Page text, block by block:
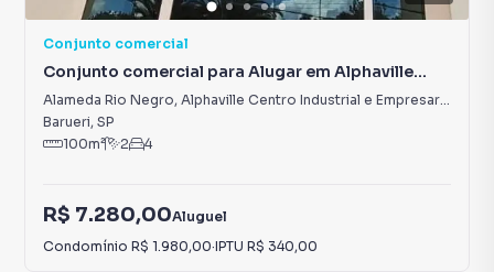
Conjunto comercial
Conjunto comercial para Alugar em Alphaville
Centro Industrial e Empresarial/Alphaville.
Alameda Rio Negro, Alphaville Centro Industrial e Empresarial/Alphaville.
Barueri, SP
100m² 2 4
R$ 7.280,00Aluguel
Condomínio R$ 1.980,00·IPTU R$ 340,00